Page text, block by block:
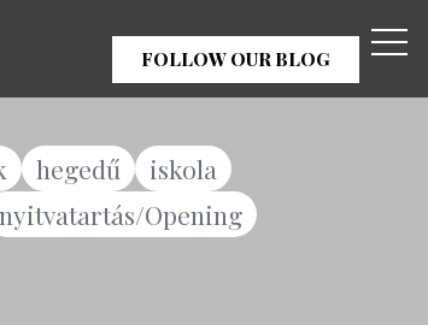
FOLLOW OUR BLOG
hegedű
iskola
nyitvatartás/Opening